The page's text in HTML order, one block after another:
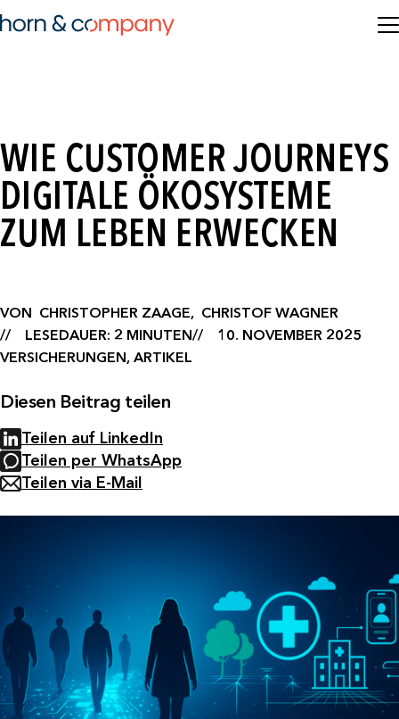
WIE CUSTOMER JOURNEYS
DIGITALE ÖKOSYSTEME
ZUM LEBEN ERWECKEN
VON CHRISTOPHER ZAAGE, CHRISTOF WAGNER
LESEDAUER: 2 MINUTEN
10. NOVEMBER 2025
VERSICHERUNGEN, ARTIKEL
Diesen Beitrag teilen
Teilen auf LinkedIn
Teilen per WhatsApp
Teilen via E-Mail